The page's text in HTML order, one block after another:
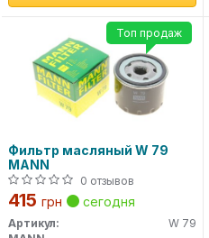
Фильтр масляный W 79
MANN
0 отзывов
415 грн сегодня
Артикул:
W 79
Топ продаж